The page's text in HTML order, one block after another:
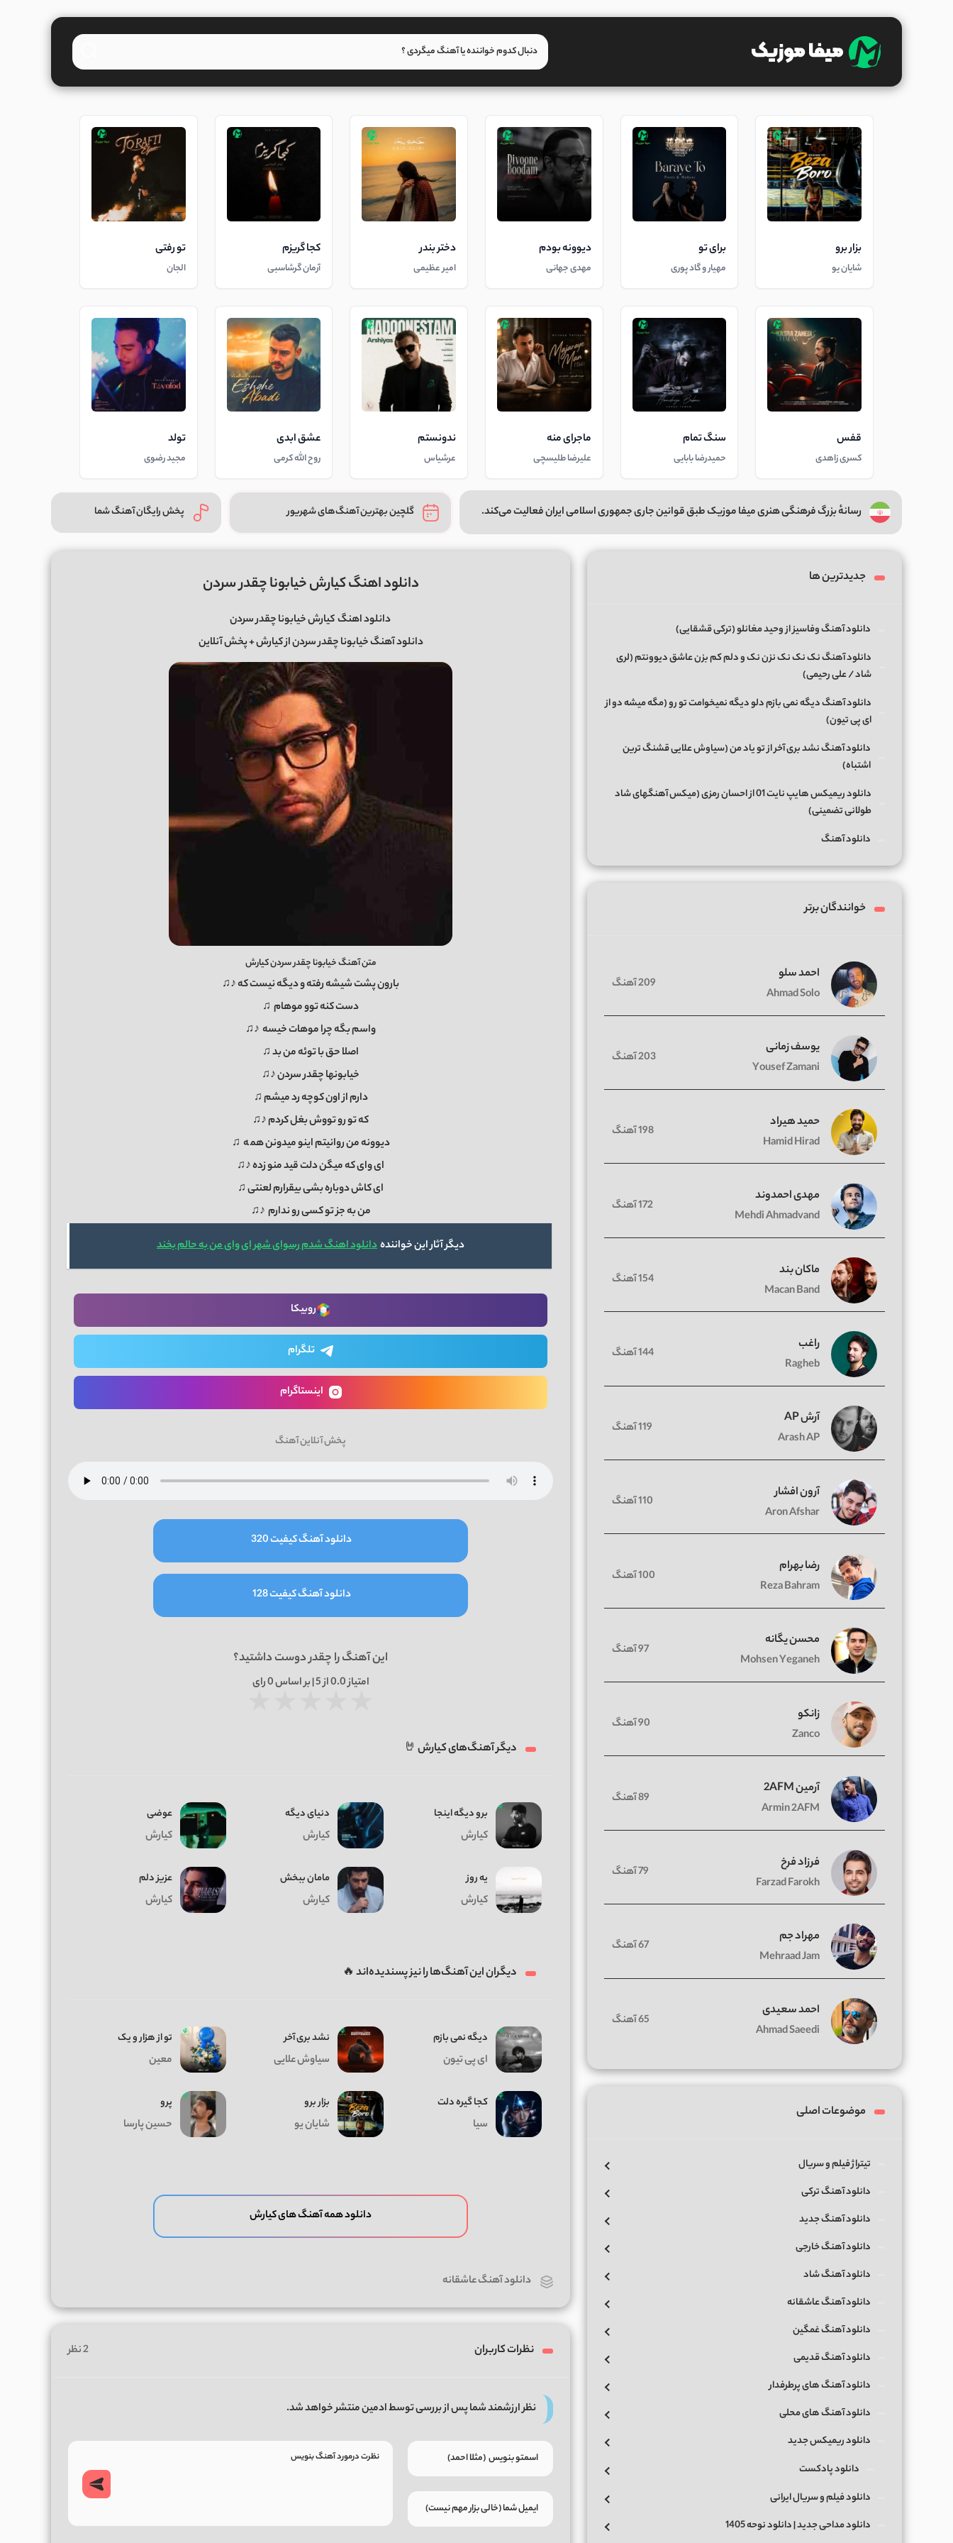
بزار برو
شایان یو
برای تو
مهیار و گاد پوری
دیوونه بودم
مهدی جهانی
دختر بندر
امیر عظیمی
کجا گریزم
آرمان گرشاسبی
تو رفتی
الجان
قفس
کسری زاهدی
سنگ تمام
حمیدرضا بابایی
ماجرای منه
علیرضا طلیسچی
ندونستم
عرشیاس
عشق ابدی
روح الله کرمی
تولد
مجید رضوی
رسانهٔ بزرگ فرهنگی هنری میفا موزیک طبق قوانین جاری جمهوری اسلامی ایران فعالیت می‌کند. گلچین بهترین آهنگ‌های شهریور پخش رایگان آهنگ شما
دانلود اهنگ کیارش خیابونا چقدر سردن
دانلود اهنگکیارش خیابونا چقدر سردن
دانلود آهنگ خیابونا چقدر سردن از کیارش + پخش آنلاین
متن آهنگ خیابونا چقدر سردن کیارش
بارون پشت شیشه رفته و دیگه نیست که ♪♫
دست کنه توو موهام ♫
واسم بگه چرا موهات خیسه ♪♫
اصلا حق با توئه من بد ♫
خیابونها چقدر سردن ♪♫
دارم از اون کوچه رد میشم ♫
که تو رو تووش بغل کردم ♪♫
دیوونه من روانیتم اینو میدونن همه ♫
ای وای که میگن دلت قید منو زده ♪♫
ای کاش دوباره بشی بیقرارم لعنتی ♫
من به جز تو کسی رو ندارم ♪♫
دیگر آثار این خوانندهدانلود اهنگ شدم رسوای شهر ای وای من به حالم بخند
روبیکا
تلگرام
اینستاگرام
پخش آنلاین آهنگ
دانلود آهنگ کیفیت 320
دانلود آهنگ کیفیت 128
این آهنگ را چقدر دوست داشتید؟
امتیاز0.0از 5 | بر اساس 0رای
دیگر آهنگ‌های کیارش 🤘
برو دیگه اینجا
کیارش
دنیای دیگه
کیارش
عوضی
کیارش
ﻳﻪ روز
کیارش
مامان ببخش
کیارش
عزیز دلم
کیارش
دیگران این آهنگ‌ها را نیز پسندیده‌اند 🔥
دیگه نمی بازم
ای پی تیون
نشد بری آخر
سیاوش علایی
تو از هزار و یک
معین
کجا گیره دلت
سیا
بزار برو
شایان یو
پرو
حسین پارسا
دانلود همه آهنگ های کیارش
دانلود آهنگ عاشقانه
نظرات کاربران 2 نظر
نظر ارزشمند شما پس از بررسی توسط ادمین منتشر خواهد شد.
جدیدترین ها
دانلود آهنگ وفاسیز از وحید مغانلو (ترکی قشقایی)
دانلود آهنگ نک نک نک نزن نک و دلم کم بزن عاشق دیوونتم (لری
شاد / علی رحیمی)
دانلود آهنگ دیگه نمی بازم دلو دیگه نمیخوامت تو رو (مگه میشه دو از
ای پی تیون)
دانلود آهنگ نشد بری آخر از تو یاد من (سیاوش علایی قشنگ ترین
اشتباه)
دانلود ریمیکس هایپ نایت 01 از احسان رمزی (میکس آهنگهای شاد
طولانی تضمینی)
دانلود آهنگ
خوانندگان برتر
احمد سلو
Ahmad Solo
209 آهنگ
یوسف زمانی
Yousef Zamani
203 آهنگ
حمید هیراد
Hamid Hirad
198 آهنگ
مهدی احمدوند
Mehdi Ahmadvand
172 آهنگ
ماکان بند
Macan Band
154 آهنگ
راغب
Ragheb
144 آهنگ
آرش AP
Arash AP
119 آهنگ
آرون افشار
Aron Afshar
110 آهنگ
رضا بهرام
Reza Bahram
100 آهنگ
محسن یگانه
Mohsen Yeganeh
97 آهنگ
زانکو
Zanco
90 آهنگ
آرمین 2AFM
Armin 2AFM
89 آهنگ
فرزاد فرخ
Farzad Farokh
79 آهنگ
مهراد جم
Mehraad Jam
67 آهنگ
احمد سعیدی
Ahmad Saeedi
65 آهنگ
موضوعات اصلی
تیتراژ فیلم و سریال
دانلود آهنگ ترکی
دانلود آهنگ جدید
دانلود آهنگ خارجی
دانلود آهنگ شاد
دانلود آهنگ عاشقانه
دانلود آهنگ غمگین
دانلود آهنگ قدیمی
دانلود آهنگ های پرطرفدار
دانلود آهنگ های محلی
دانلود ریمیکس جدید
دانلود پادکست
دانلود فیلم و سریال ایرانی
دانلود مداحی جدید | دانلود نوحه 1405